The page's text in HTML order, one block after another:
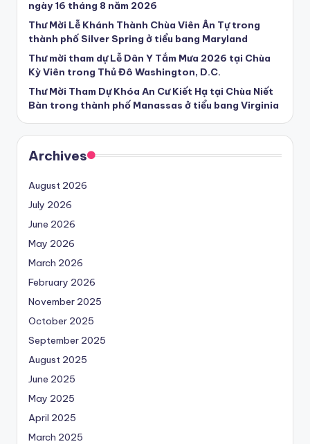
ngày 16 tháng 8 năm 2026
Thư Mời Lễ Khánh Thành Chùa Viên Ân Tự trong
thành phố Silver Spring ở tiểu bang Maryland
Thư mời tham dự Lễ Dân Y Tắm Mưa 2026 tại Chùa
Kỳ Viên trong Thủ Đô Washington, D.C.
Thư Mời Tham Dự Khóa An Cư Kiết Hạ tại Chùa Niết
Bàn trong thành phố Manassas ở tiểu bang Virginia
Archives
August 2026
July 2026
June 2026
May 2026
March 2026
February 2026
November 2025
October 2025
September 2025
August 2025
June 2025
May 2025
April 2025
March 2025